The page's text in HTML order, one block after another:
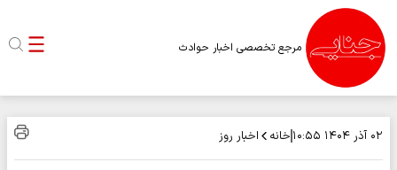
مرجع تخصصی اخبار حوادث
۰۲ آذر ۱۴۰۴ ۱۰:۵۵ خانه اخبار روز